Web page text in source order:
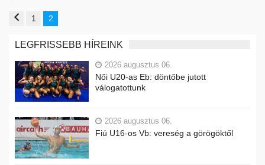
1 2
LEGFRISSEBB HÍREINK
2026 augusztus 06.
Női U20-as Eb: döntőbe jutott
válogatottunk
2026 augusztus 06.
Fiú U16-os Vb: vereség a görögöktől